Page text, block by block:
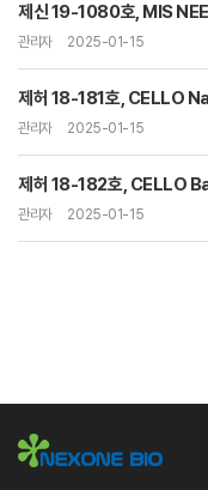
제신 19-1080호, MIS
관리자 2025-01-15
제허 18-181호, CELLO
관리자 2025-01-15
제허 18-182호, CELLO
관리자 2025-01-15